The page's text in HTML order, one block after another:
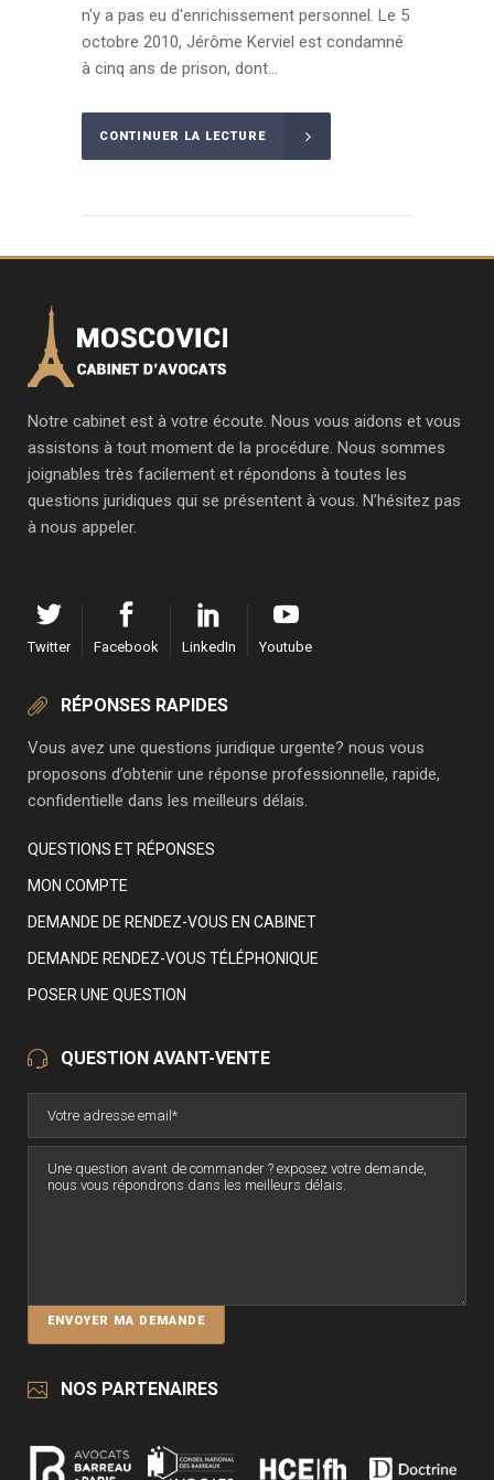
n'y a pas eu d'enrichissement personnel. Le 5
octobre 2010, Jérôme Kerviel est condamné
à cinq ans de prison, dont...
CONTINUER LA LECTURE
Notre cabinet est à votre écoute. Nous vous aidons et vous
assistons à tout moment de la procédure. Nous sommes
joignables très facilement et répondons à toutes les
questions juridiques qui se présentent à vous. N’hésitez pas
à nous appeler.
Twitter Facebook LinkedIn Youtube
RÉPONSES RAPIDES
Vous avez une questions juridique urgente? nous vous
proposons d’obtenir une réponse professionnelle, rapide,
confidentielle dans les meilleurs délais.
QUESTIONS ET RÉPONSES
MON COMPTE
DEMANDE DE RENDEZ-VOUS EN CABINET
DEMANDE RENDEZ-VOUS TÉLÉPHONIQUE
POSER UNE QUESTION
QUESTION AVANT-VENTE
NOS PARTENAIRES